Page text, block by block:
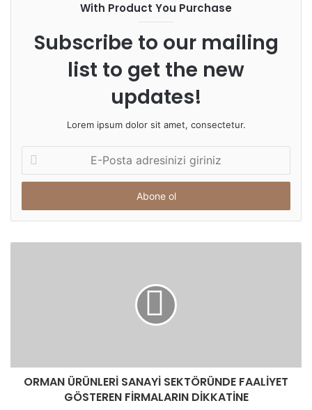
With Product You Purchase
Subscribe to our mailing
list to get the new
updates!
Lorem ipsum dolor sit amet, consectetur.
Posta
adresinizi
ORMAN ÜRÜNLERİ SANAYİ SEKTÖRÜNDE FAALİYET
GÖSTEREN FİRMALARIN DİKKATİNE